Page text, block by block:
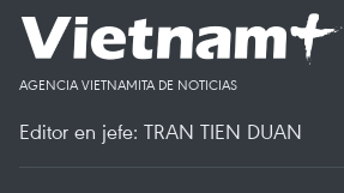
AGENCIA VIETNAMITA DE NOTICIAS
Editor en jefe: TRAN TIEN DUAN